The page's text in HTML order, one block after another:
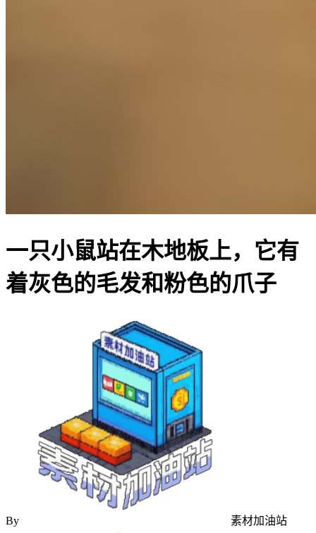
一只小鼠站在木地板上，它有
着灰色的毛发和粉色的爪子
By 素材加油站